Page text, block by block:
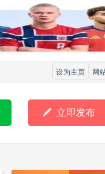
设为主页 网
 立即发布